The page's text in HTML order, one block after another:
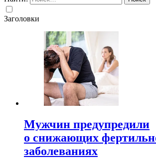
Заголовки
Мужчин предупредили
о снижающих
заболеваниях